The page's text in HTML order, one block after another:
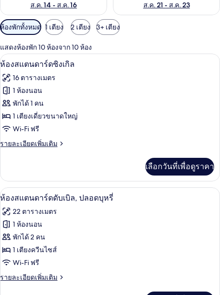
ส.ค. 14 - ส.ค. 16
ส.ค. 21 - ส.ค. 23
ตัว
กรอง
ที่
มี
ให้
สำหรับ
ห้อง
พัก
ห้องพักทั้งหมด 1 เตียง 2 เตียง 3+ เตียง
แสดงห้องพัก 10 ห้องจาก 10 ห้อง
เปิด
ภาพถ่าย
ทั้งหมด
ของ
ห้อง
สแตนดาร์ด
ซิงเกิล
ห้องสแตนดาร์ดซิงเกิล | ตู้นิรภัยในห้อ
6
ห้องสแตนดาร์ดซิงเกิล
16 ตารางเมตร
1 ห้องนอน
พักได้ 1 คน
1 เตียงเดี่ยวขนาดใหญ่
Wi-Fi ฟรี
รายละเอียดเพิ่มเติม
ราย
เกี่ยว
กับ
ห้อง
ซิงเกิล
เลือกวันที่เพื่อดูราคา
เปิด
ภาพถ่าย
ทั้งหมด
ของ
ห้อง
สแตนดาร์ด
ดับเบิล,
ห้องสแตนดาร์ดดับเบิล, ปลอดบุหรี่ | ตู้
11
ห้องสแตนดาร์ดดับเบิล, ปลอดบุหรี่
22 ตารางเมตร
1 ห้องนอน
พักได้ 2 คน
1 เตียงควีนไซส์
Wi-Fi ฟรี
รายละเอียดเพิ่มเติม
ราย